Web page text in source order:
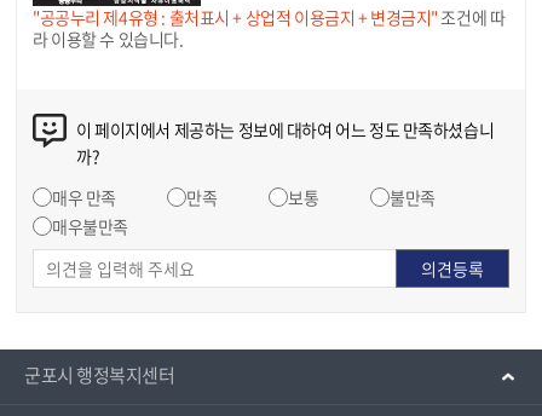
"공공누리 제4유형 : 출처표시 + 상업적 이용금지 + 변경금지"조건에 따
라 이용할 수 있습니다.
이 페이지에서 제공하는 정보에 대하여 어느 정도 만족하셨습니
까?
매우 만족
만족 보통
불만족
매우불만족
군포시 행정복지센터